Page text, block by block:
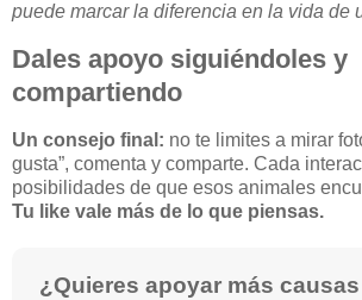
puede marcar la diferencia en la vida de
Dales apoyo siguiéndoles y
compartiendo
Un consejo final: no te limites a mirar
gusta”, comenta y comparte. Cada
posibilidades de que esos animales
Tu like vale más de lo que piensas.
¿Quieres apoyar más